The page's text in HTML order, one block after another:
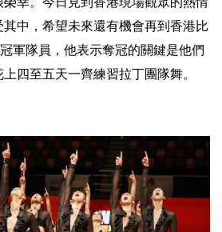
中，希望未來還有機會再到香港比
軍隊員，他表示奪冠的關鍵是他們
四至五天一齊練習拉丁團隊舞。